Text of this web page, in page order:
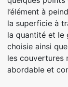
l’élément à
la superficie à
la quantité et le
choisie ainsi
les couvertures
abordable et